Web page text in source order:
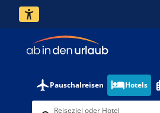
Pauschalreisen Hotels
Reiseziel oder Hotel